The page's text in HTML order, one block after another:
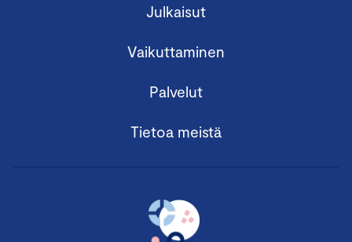
Julkaisut
Vaikuttaminen
Palvelut
Tietoa meistä